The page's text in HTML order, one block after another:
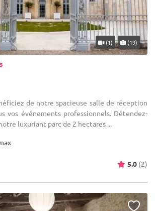
(1) (19)
de notre spacieuse salle de réception
vos événements professionnels. Détendez-
luxuriant parc de 2 hectares ...
5.0 (2)